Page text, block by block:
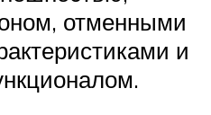
отменными
и